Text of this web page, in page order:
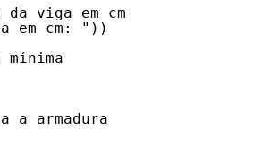
viga em cm
em cm: "))
a armadura